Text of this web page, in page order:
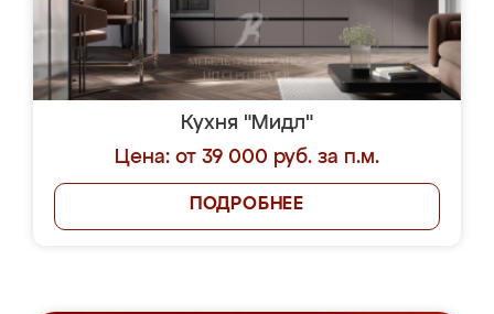
Кухня "Мидл"
Цена: от 39 000 руб. за п.м.
ПОДРОБНЕЕ